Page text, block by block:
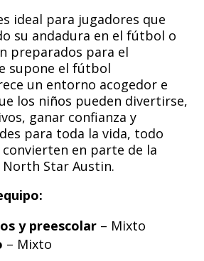
ideal para jugadores que
su andadura en el fútbol o
preparados para el
supone el fútbol
un entorno acogedor e
los niños pueden divertirse,
ganar confianza y
para toda la vida, todo
en parte de la
Star Austin.
y preescolar – Mixto
– Mixto